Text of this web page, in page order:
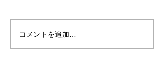
コメントを追加…